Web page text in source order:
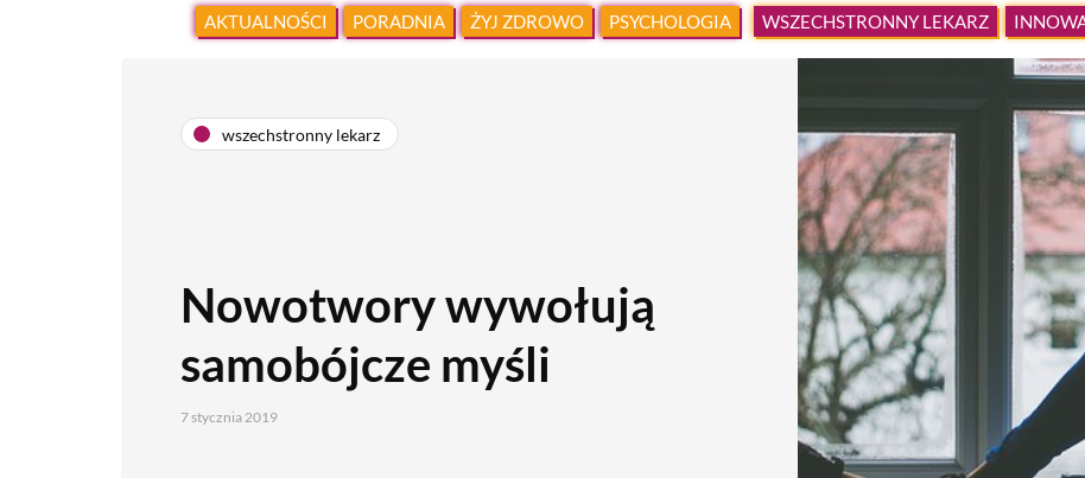
AKTUALNOŚCI PORADNIA ŻYJ ZDROWO PSYCHOLOGIA WSZECHSTRONNY LEKARZ
wszechstronny lekarz
Nowotwory wywołują
samobójcze myśli
7 stycznia 2019